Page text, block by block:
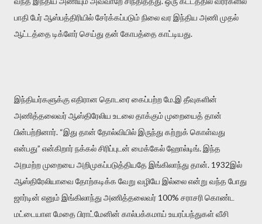
பாதி பேர் ஆஸ்பத்திரியில் சேர்க்கப்படும் நிலை வர இந்திய அணி முதல்
ஆட்டத்தை டிக்ளேர் செய்து தன் கோபத்தை காட்டியது.
இந்தியர்களுக்கு எதிரான தொடரை கைப்பற்ற மே.இ தீவுகளின்
அணித்தலைவர் ஆஸ்திரேலிய உடலை தாக்கும் முறையைத் தான்
பின்பற்றினார். “இது தான் தோல்வியில் இருந்து கற்றுக் கொள்வது
என்பது” என்கிறார் நக்கல் சிரிப்புடன் மைக்கேல் ஹோல்டிங். இந்த
அறமற்ற முறையை அறிமுகப்படுத்தியதே இங்கிலாந்து தான். 1932இல்
ஆஸ்திரேலியாவை தோற்கடிக்க வேறு வழியே இல்லை என்று வந்த போது
ஜார்டின் எனும் இங்கிலாந்து அணித்தலைவர் 100% சராசரி கொண்ட
மட்டையாள மேதை பிராட்மேனின் கால்பக்கமாய் உயரப்பந்துகள் வீசி